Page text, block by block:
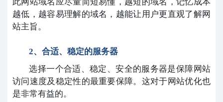
越低，越容易理解的域名，越能让用户更直观了解网
站主旨。
2、合适、稳定的服务器
选择一个合适、稳定、安全的服务器是保障网站
访问速度及稳定性的最重要保障。这对于网站优化也
是非常有益的。